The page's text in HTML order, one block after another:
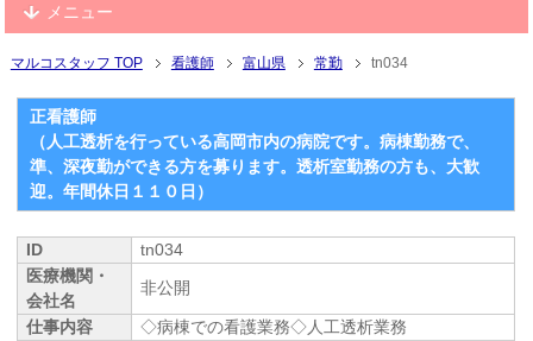
メニュー
マルコスタッフ TOP 看護師 富山県 常勤 tn034
正看護師
（人工透析を行っている高岡市内の病院です。病棟勤務で、
準、深夜勤ができる方を募ります。透析室勤務の方も、大歓
迎。年間休日１１０日）
ID
tn034
医療機関・
会社名
非公開
仕事内容 ◇病棟での看護業務◇人工透析業務